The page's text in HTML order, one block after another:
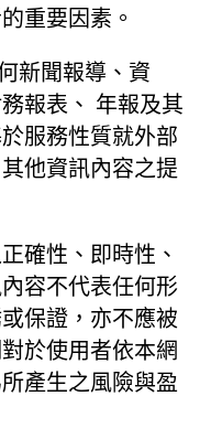
重要因素。
新聞報導、資
報表、 年報及其
服務性質就外部
他資訊內容之提
確性、即時性、
容不代表任何形
保證，亦不應被
於使用者依本網
產生之風險與盈